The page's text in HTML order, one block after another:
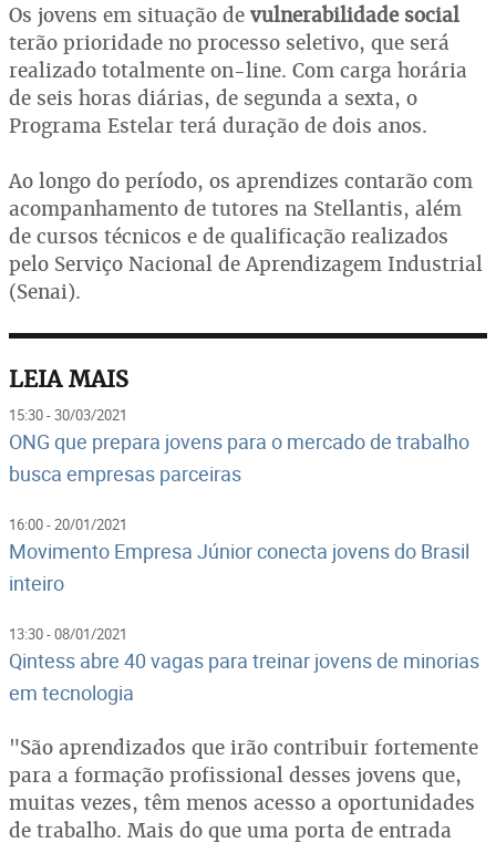
Os jovens em situação de vulnerabilidade social
terão prioridade no processo seletivo, que será
realizado totalmente on-line. Com carga horária
de seis horas diárias, de segunda a sexta, o
Programa Estelar terá duração de dois anos.
Ao longo do período, os aprendizes contarão com
acompanhamento de tutores na Stellantis, além
de cursos técnicos e de qualificação realizados
pelo Serviço Nacional de Aprendizagem Industrial
(Senai).
LEIA MAIS
15:30 - 30/03/2021
ONG que prepara jovens para o mercado de trabalho
busca empresas parceiras
16:00 - 20/01/2021
Movimento Empresa Júnior conecta jovens do Brasil
inteiro
13:30 - 08/01/2021
Qintess abre 40 vagas para treinar jovens de minorias
em tecnologia
"São aprendizados que irão contribuir fortemente
para a formação profissional desses jovens que,
muitas vezes, têm menos acesso a oportunidades
de trabalho. Mais do que uma porta de entrada